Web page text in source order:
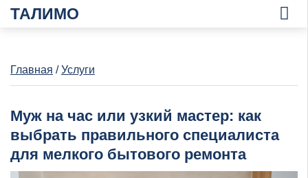
ТАЛИМО
Главная /Услуги
Муж на час или узкий мастер: как
выбрать правильного специалиста
для мелкого бытового ремонта